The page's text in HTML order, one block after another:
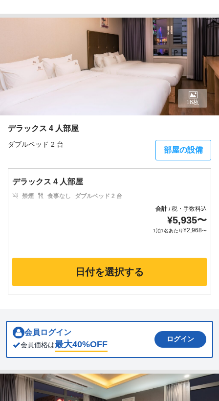
デラックス 4 人部屋
ダブルベッド 2 台
部屋の設備
16枚
デラックス 4 人部屋
禁煙 食事なし
ダブルベッド 2 台
合計/税・手数料込
¥5,935〜
1泊1名あたり¥2,968〜
日付を選択する
会員ログイン
会員価格は最大40%OFF
ログイン